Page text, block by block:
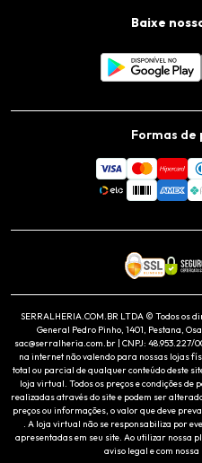
Baixe
Formas
SERRALHERIA.COM.BR LTDA © Todos os
General Pedro Pinho, 1401, Pestana,
sac@serralheria.com.br | CNPJ: 48.953.227/
na internet não valendo para nossas lojas
total ou parcial de qualquer conteúdo deste
loja virtual. Todos os preços e condições
realizadas através do site e podem ser
preços ou informações, o valor que deve
. A loja virtual não se responsabiliza por
apresentadas em seu site. Ao utilizar nossa
aviso legal e com